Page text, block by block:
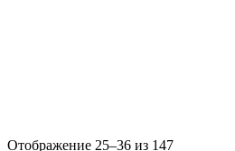
Отображение 25–36 из 147